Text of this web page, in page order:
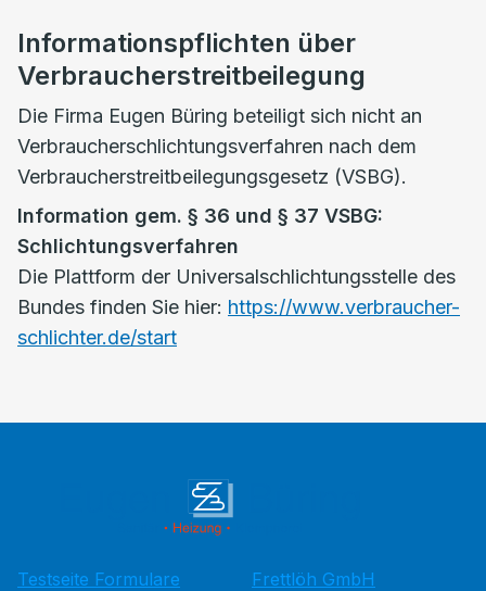
Informationspflichten über
Verbraucherstreitbeilegung
Die Firma Eugen Büring beteiligt sich nicht an
Verbraucherschlichtungsverfahren nach dem
Verbraucherstreitbeilegungsgesetz (VSBG).
Information gem. § 36 und § 37 VSBG:
Schlichtungsverfahren
Die Plattform der Universalschlichtungsstelle des
Bundes finden Sie hier: https://www.verbraucher-
schlichter.de/start
Testseite Formulare
Frettlöh GmbH